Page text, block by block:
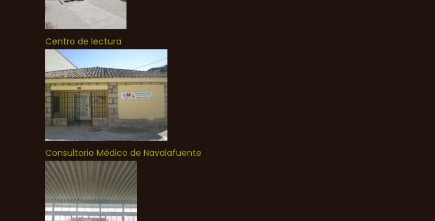
Centro de lectura
Consultorio Médico de Navalafuente